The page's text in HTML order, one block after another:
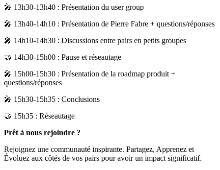
🎤 13h30-13h40 : Présentation du user group
🎤 13h40-14h10 : Présentation de Pierre Fabre + questions/réponses
🎤 14h10-14h30 : Discussions entre pairs en petits groupes
🤝 14h30-15h00 : Pause et réseautage
🎤 15h00-15h30 : Présentation de la roadmap produit +
questions/réponses
🎤 15h30-15h35 : Conclusions
🤝 15h35 : Réseautage
Prêt à nous rejoindre ?
Rejoignez une communauté inspirante. Partagez, Apprenez et
Évoluez aux côtés de vos pairs pour avoir un impact significatif.